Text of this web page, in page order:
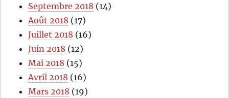
Septembre 2018 (14)
Août 2018 (17)
Juillet 2018 (16)
Juin 2018 (12)
Mai 2018 (15)
Avril 2018 (16)
Mars 2018 (19)